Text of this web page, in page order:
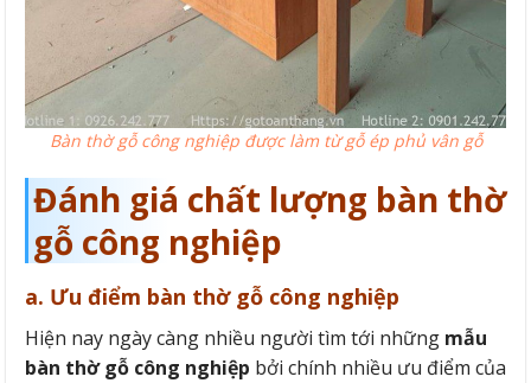
Bàn thờ gỗ công nghiệp được làm từ gỗ ép phủ vân gỗ
Đánh giá chất lượng bàn thờ
gỗ công nghiệp
a. Ưu điểm bàn thờ gỗ công nghiệp
Hiện nay ngày càng nhiều người tìm tới những mẫu
bàn thờ gỗ công nghiệp bởi chính nhiều ưu điểm của